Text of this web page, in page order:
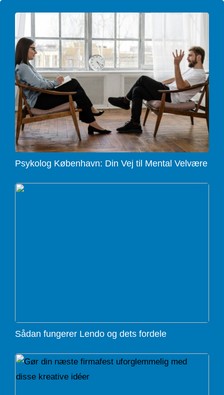
Psykolog København: Din Vej til Mental Velvære
Sådan fungerer Lendo og dets fordele